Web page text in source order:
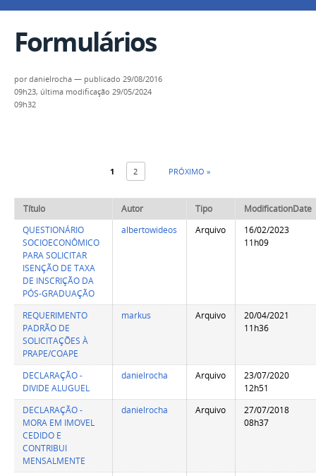
Formulários
pordanielrocha — publicado 29/08/2016
09h23, última modificação 29/05/2024
09h32
1 2 PRÓXIMO »
Título Autor Tipo
ModificationDate
QUESTIONÁRIO
SOCIOECONÔMICO
PARA SOLICITAR
ISENÇÃO DE TAXA
DE INSCRIÇÃO DA
PÓS-GRADUAÇÃO
albertowideos Arquivo
16/02/2023
11h09
REQUERIMENTO
PADRÃO DE
SOLICITAÇÕES À
PRAPE/COAPE
markus Arquivo
20/04/2021
11h36
DECLARAÇÃO -
DIVIDE ALUGUEL
danielrocha Arquivo
23/07/2020
12h51
DECLARAÇÃO -
MORA EM IMOVEL
CEDIDO E
CONTRIBUI
MENSALMENTE
danielrocha Arquivo
27/07/2018
08h37